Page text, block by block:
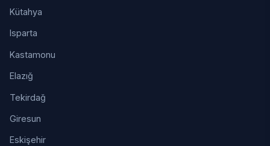
Kütahya
Isparta
Kastamonu
Elazığ
Tekirdağ
Giresun
Eskişehir